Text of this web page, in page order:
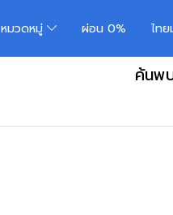
หมวดหมู่ ผ่อน 0% ไท
ค้นพ